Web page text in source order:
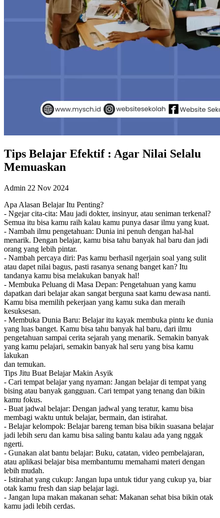
Tips Belajar Efektif : Agar Nilai Selalu
Memuaskan
Admin 22 Nov 2024
Apa Alasan Belajar Itu Penting?
- Ngejar cita-cita: Mau jadi dokter, insinyur, atau seniman terkenal?
Semua itu bisa kamu raih kalau kamu punya dasar ilmu yang kuat.
- Nambah ilmu pengetahuan: Dunia ini penuh dengan hal-hal
menarik. Dengan belajar, kamu bisa tahu banyak hal baru dan jadi
orang yang lebih pintar.
- Nambah percaya diri: Pas kamu berhasil ngerjain soal yang sulit
atau dapet nilai bagus, pasti rasanya senang banget kan? Itu
tandanya kamu bisa melakukan banyak hal!
- Membuka Peluang di Masa Depan: Pengetahuan yang kamu
dapatkan dari belajar akan sangat berguna saat kamu dewasa nanti.
Kamu bisa memilih pekerjaan yang kamu suka dan meraih
kesuksesan.
- Membuka Dunia Baru: Belajar itu kayak membuka pintu ke dunia
yang luas banget. Kamu bisa tahu banyak hal baru, dari ilmu
pengetahuan sampai cerita sejarah yang menarik. Semakin banyak
yang kamu pelajari, semakin banyak hal seru yang bisa kamu
lakukan
dan temukan.
Tips Jitu Buat Belajar Makin Asyik
- Cari tempat belajar yang nyaman: Jangan belajar di tempat yang
bising atau banyak gangguan. Cari tempat yang tenang dan bikin
kamu fokus.
- Buat jadwal belajar: Dengan jadwal yang teratur, kamu bisa
membagi waktu untuk belajar, bermain, dan istirahat.
- Belajar kelompok: Belajar bareng teman bisa bikin suasana belajar
jadi lebih seru dan kamu bisa saling bantu kalau ada yang nggak
ngerti.
- Gunakan alat bantu belajar: Buku, catatan, video pembelajaran,
atau aplikasi belajar bisa membantumu memahami materi dengan
lebih mudah.
- Istirahat yang cukup: Jangan lupa untuk tidur yang cukup ya, biar
otak kamu fresh dan siap belajar lagi.
- Jangan lupa makan makanan sehat: Makanan sehat bisa bikin otak
kamu jadi lebih cerdas.